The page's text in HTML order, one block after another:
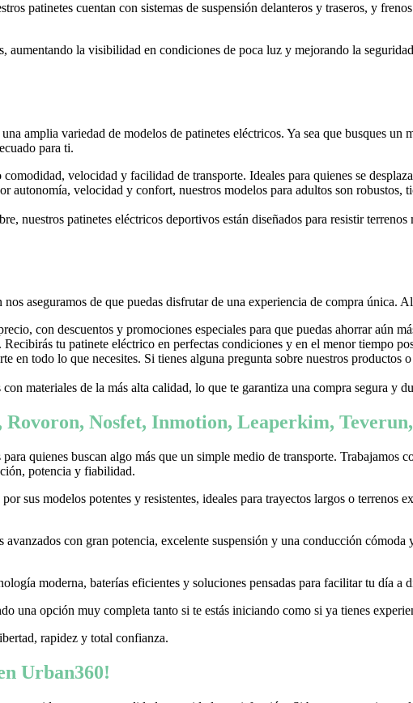
patinetes cuentan con sistemas de suspensión delanteros y traseros, y
aumentando la visibilidad en condiciones de poca luz y mejorando la
amplia variedad de modelos de patinetes eléctricos. Ya sea que busques un
para ti.
velocidad y facilidad de transporte. Ideales para quienes se
autonomía, velocidad y confort, nuestros modelos para adultos son robustos,
nuestros patinetes eléctricos deportivos están diseñados para resistir
aseguramos de que puedas disfrutar de una experiencia de compra única.
con descuentos y promociones especiales para que puedas ahorrar aún
tu patinete eléctrico en perfectas condiciones y en el menor tiempo
todo lo que necesites. Si tienes alguna pregunta sobre nuestros productos o
materiales de la más alta calidad, lo que te garantiza una compra segura y
Nosfet, Inmotion, Leaperkim,
quienes buscan algo más que un simple medio de transporte. Trabajamos
potencia y fiabilidad.
sus modelos potentes y resistentes, ideales para trayectos largos o terrenos
con gran potencia, excelente suspensión y una conducción cómoda
moderna, baterías eficientes y soluciones pensadas para facilitar tu día a
opción muy completa tanto si te estás iniciando como si ya tienes
rapidez y total confianza.
Urban360!